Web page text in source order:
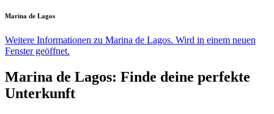
Marina de Lagos
Weitere Informationen zu Marina de Lagos. Wird in einem neuen
Fenster geöffnet.
Marina de Lagos: Finde deine perfekte
Unterkunft